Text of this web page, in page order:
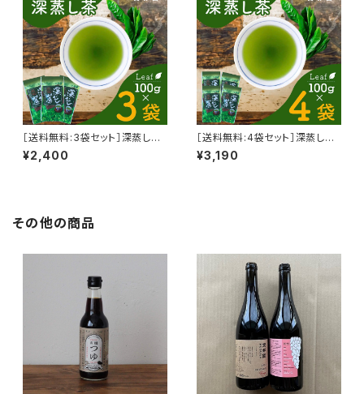
［送料無料:3袋セット］深蒸し茶
リーフ 100g × 3袋
¥2,400
［送料無料:4袋セット］深蒸し茶
リーフ 100g × 4袋
¥3,190
その他の商品